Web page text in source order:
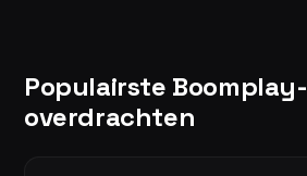
Populairste Boomplay-
overdrachten